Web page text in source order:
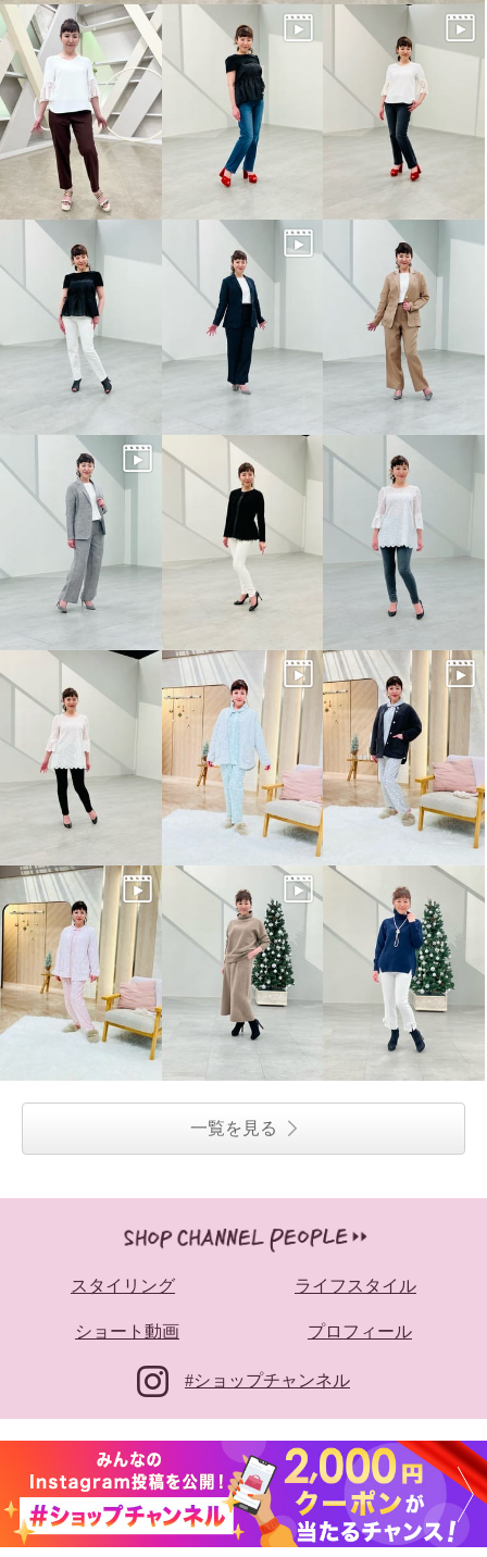
一覧を見る
スタイリング ライフスタイル
ショート動画 プロフィール
#ショップチャンネル